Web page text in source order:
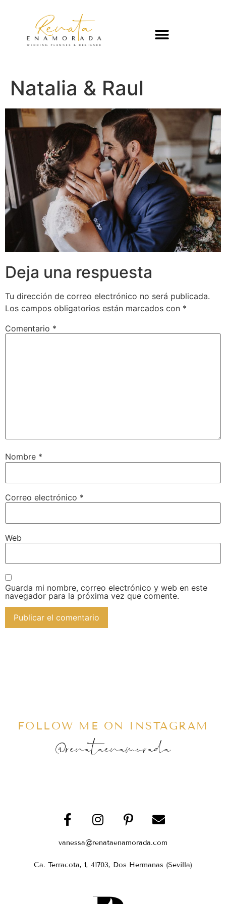
Natalia & Raul
Deja una respuesta
Tu dirección de correo electrónico no será publicada.
Los campos obligatorios están marcados con *
Comentario *
Nombre *
Correo electrónico *
Web
Guarda mi nombre, correo electrónico y web en este
navegador para la próxima vez que comente.
FOLLOW ME ON INSTAGRAM
@renataenamorada
vanessa@renataenamorada.com
Ca. Terracota, 1, 41703, Dos Hermanas (Sevilla)